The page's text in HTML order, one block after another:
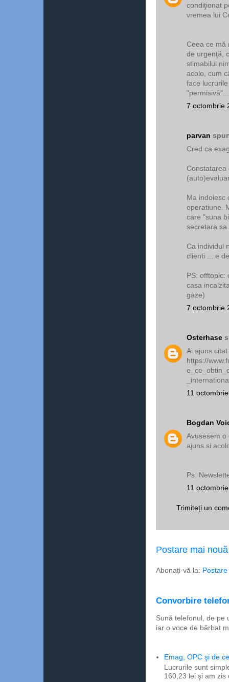
condiţionat
vremea lui
Ceea ce mă
de urgenţă,
stimabilul
acolo, cum
face
"permisivă"...
7 octombrie
parvan
Cred ca
Constatarea
Ma indoiesc
operatiune.
care "suna
secretara
Ca individul
clienti ... e
PS: offtopic:
casa
gaze)
7 octombrie
Osterhase
Ai ajuns
https://
11
Bogdan
Avusesem o
ajuns si
Ps.
11
Trimiteți un
Postare mai nouă
Abonați-vă la:
Convorbire
Sună telefonul, de pe
iar o voce de bărbat
Emag, OPC şi de
Lucrurile sunt
160,23 lei şi am